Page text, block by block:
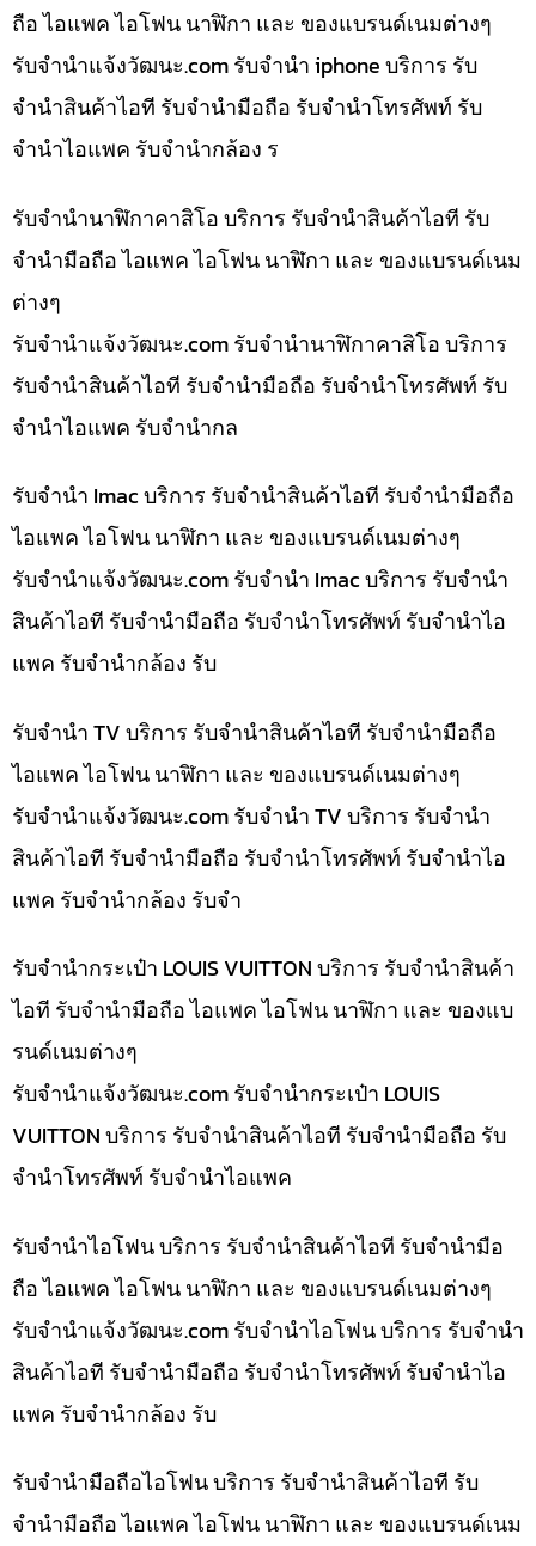
ถือ ไอแพค ไอโฟน นาฬิกา และ ของแบรนด์เนมต่างๆ
รับจํานําแจ้งวัฒนะ.com รับจำนำ iphone บริการ รับ
จำนำสินค้าไอที รับจำนำมือถือ รับจำนำโทรศัพท์ รับ
จำนำไอแพค รับจำนำกล้อง ร
รับจำนำนาฬิกาคาสิโอ บริการ รับจำนำสินค้าไอที รับ
จำนำมือถือ ไอแพค ไอโฟน นาฬิกา และ ของแบรนด์เนม
ต่างๆ
รับจํานําแจ้งวัฒนะ.com รับจำนำนาฬิกาคาสิโอ บริการ
รับจำนำสินค้าไอที รับจำนำมือถือ รับจำนำโทรศัพท์ รับ
จำนำไอแพค รับจำนำกล
รับจำนำ Imac บริการ รับจำนำสินค้าไอที รับจำนำมือถือ
ไอแพค ไอโฟน นาฬิกา และ ของแบรนด์เนมต่างๆ
รับจํานําแจ้งวัฒนะ.com รับจำนำ Imac บริการ รับจำนำ
สินค้าไอที รับจำนำมือถือ รับจำนำโทรศัพท์ รับจำนำไอ
แพค รับจำนำกล้อง รับ
รับจำนำ TV บริการ รับจำนำสินค้าไอที รับจำนำมือถือ
ไอแพค ไอโฟน นาฬิกา และ ของแบรนด์เนมต่างๆ
รับจํานําแจ้งวัฒนะ.com รับจำนำ TV บริการ รับจำนำ
สินค้าไอที รับจำนำมือถือ รับจำนำโทรศัพท์ รับจำนำไอ
แพค รับจำนำกล้อง รับจำ
รับจำนำกระเป๋า LOUIS VUITTON บริการ รับจำนำสินค้า
ไอที รับจำนำมือถือ ไอแพค ไอโฟน นาฬิกา และ ของแบ
รนด์เนมต่างๆ
รับจํานําแจ้งวัฒนะ.com รับจำนำกระเป๋า LOUIS
VUITTON บริการ รับจำนำสินค้าไอที รับจำนำมือถือ รับ
จำนำโทรศัพท์ รับจำนำไอแพค
รับจำนำไอโฟน บริการ รับจำนำสินค้าไอที รับจำนำมือ
ถือ ไอแพค ไอโฟน นาฬิกา และ ของแบรนด์เนมต่างๆ
รับจํานําแจ้งวัฒนะ.com รับจำนำไอโฟน บริการ รับจำนำ
สินค้าไอที รับจำนำมือถือ รับจำนำโทรศัพท์ รับจำนำไอ
แพค รับจำนำกล้อง รับ
รับจำนำมือถือไอโฟน บริการ รับจำนำสินค้าไอที รับ
จำนำมือถือ ไอแพค ไอโฟน นาฬิกา และ ของแบรนด์เนม